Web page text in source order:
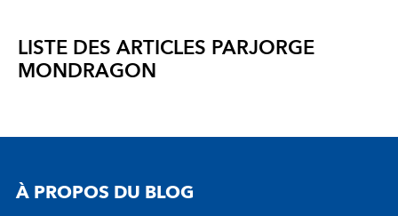
LISTE DES ARTICLES PARJORGE
MONDRAGON
À PROPOS DU BLOG